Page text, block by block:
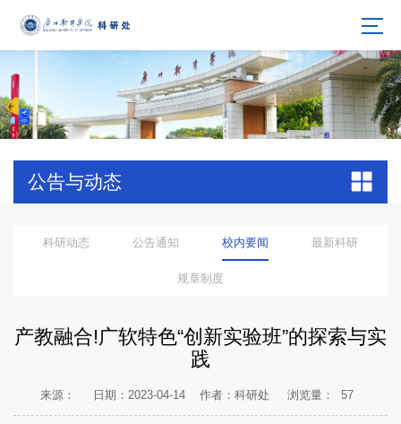
公告与动态
科研动态 公告通知 校内要闻 最新科研
规章制度
产教融合!广软特色“创新实验班”的探索与实
践
来源： 日期：2023-04-14 作者：科研处 浏览量： 57